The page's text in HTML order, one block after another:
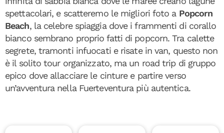
spettacolari, e scatteremo le migliori foto a Popcorn
Beach, la celebre spiaggia dove i frammenti di corallo
bianco sembrano proprio fatti di popcorn. Tra calette
segrete, tramonti infuocati e risate in van, questo non
è il solito tour organizzato, ma un road trip di gruppo
epico dove allacciare le cinture e partire verso
un’avventura nella Fuerteventura più autentica.